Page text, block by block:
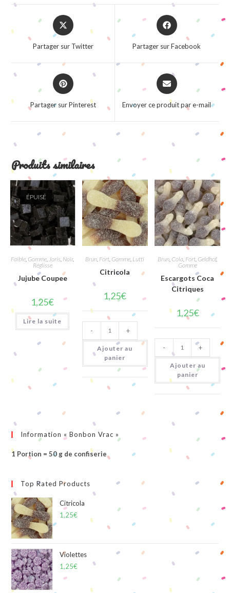
Opens
in
new
window
Partager sur Twitter
Opens
in
Partager sur Facebook
Opens
in
Partager sur Pinterest
Opens
in
new
Envoyer ce produit par e-mail
Produits similaires
ÉPUISÉ
Faible Gomme Joris Noir,
Réglisse
Jujube Coupee
1,25€
Lire la suite
Brun Fort Gomme Lutti
Citricola
1,25€
quantité
de
Citricola
- +
Ajouter au
panier
Brun Cola Fort Geldhof,
Gomme
Escargots Coca
Citriques
1,25€
quantité
de
Escargots
Coca
Citriques
- +
Ajouter au
panier
Information « Bonbon Vrac »
1 Portion = 50 g de confiserie
Top Rated Products
Citricola
1,25€
Violettes
1,25€